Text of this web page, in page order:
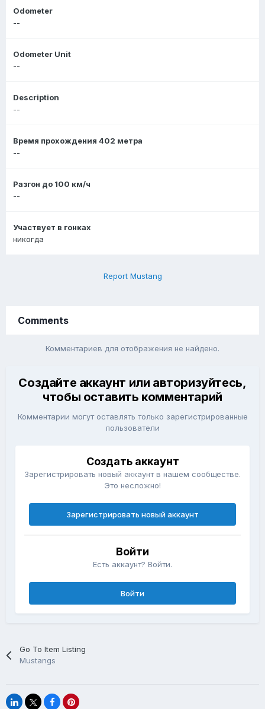
Odometer
--
Odometer Unit
--
Description
--
Время прохождения 402 метра
--
Разгон до 100 км/ч
--
Участвует в гонках
никогда
Report Mustang
Comments
Комментариев для отображения не найдено.
Создайте аккаунт или авторизуйтесь,
чтобы оставить комментарий
Комментарии могут оставлять только зарегистрированные
пользователи
Создать аккаунт
Зарегистрировать новый аккаунт в нашем сообществе.
Это несложно!
Зарегистрировать новый аккаунт
Войти
Есть аккаунт? Войти.
Войти
Go To Item Listing
Mustangs